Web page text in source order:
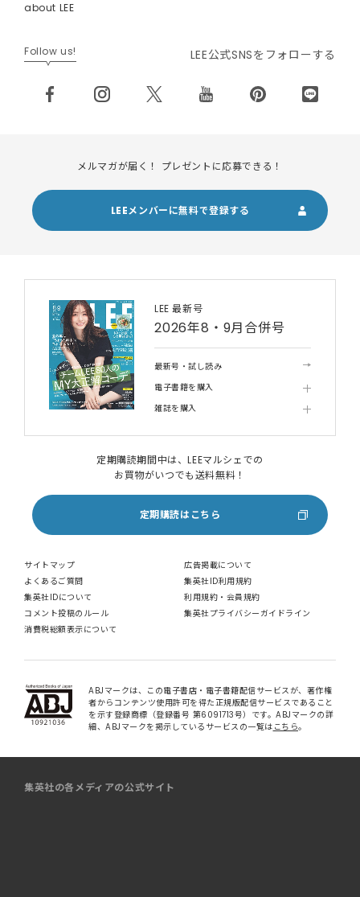
about LEE
Follow us! LEE公式SNSをフォローする
メルマガが届く！ プレゼントに応募できる！
LEEメンバーに無料で登録する
LEE 最新号
2026年8・9月合併号
最新号・試し読み
電子書籍を購入
雑誌を購入
定期購読期間中は、LEEマルシェでの
お買物がいつでも送料無料！
定期購読はこちら
サイトマップ
広告掲載について
よくあるご質問
集英社ID利用規約
集英社IDについて
利用規約・会員規約
コメント投稿のルール
集英社プライバシーガイドライン
消費税総額表示について
ABJマークは、この電子書店・電子書籍配信サービスが、著作権
者からコンテンツ使用許可を得た正規版配信サービスであること
を示す登録商標（登録番号 第6091713号）です。ABJマークの詳
細、ABJマークを掲示しているサービスの一覧は こちら。
集英社の各メディアの公式サイト